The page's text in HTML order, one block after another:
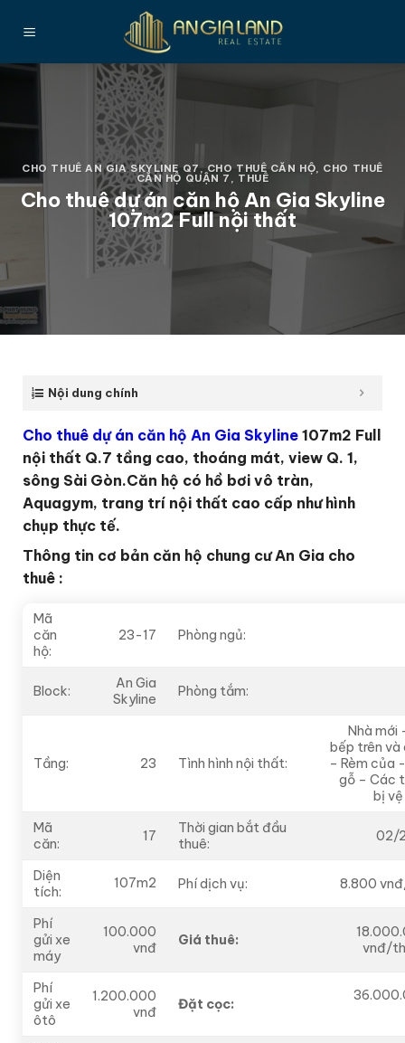
qua
CHO THUÊ AN GIA SKYLINE Q7, CHO THUÊ CĂN HỘ, CHO THUÊ
CĂN HỘ QUẬN 7 , THUÊ
Cho thuê dự án căn hộ An Gia Skyline
107m2 Full nội thất
Nội dung chính
Cho thuê dự án căn hộ An Gia Skyline 107m2 Full
nội thất Q.7 tầng cao, thoáng mát, view Q. 1,
sông Sài Gòn.Căn hộ có hồ bơi vô tràn,
Aquagym, trang trí nội thất cao cấp như hình
chụp thực tế.
Thông tin cơ bản căn hộ chung cư An Gia cho
thuê :
Mã
căn
hộ:
23-17 Phòng ngủ:
Block:
An Gia
Skyline
Phòng tắm:
Tầng: 23 Tình hình nội thất:
Nhà mới
bếp trên và
– Rèm của
gỗ – Các
bị vệ
Mã
căn:
17
Thời gian bắt đầu
thuê:
02/
Diện
tích:
107m2 Phí dịch vụ: 8.800
Phí
gửi xe
máy
100.000
vnđ
Giá thuê:
vnđ/
Phí
gửi xe
ôtô
1.200.000
vnđ
Đặt cọc: